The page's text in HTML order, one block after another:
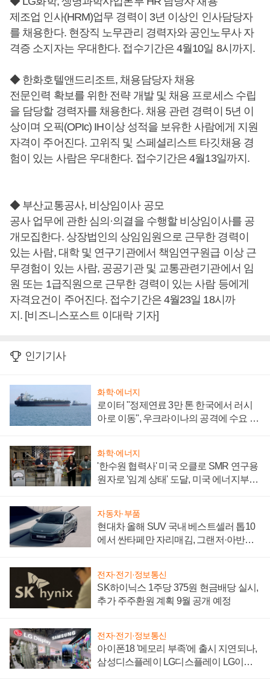
제조업 인사(HRM)업무 경력이 3년 이상인 인사담당자
를 채용한다. 현장직 노무관리 경력자와 공인노무사 자
격증 소지자는 우대한다. 접수기간은 4월10일 8시까지.
◆ 한화호텔앤드리조트, 채용담당자 채용
전문인력 확보를 위한 전략 개발 및 채용 프로세스 수립
을 담당할 경력자를 채용한다. 채용 관련 경력이 5년 이
상이며 오픽(OPIc) IH이상 성적을 보유한 사람에게 지원
자격이 주어진다. 고위직 및 스페셜리스트 타깃채용 경
험이 있는 사람은 우대한다. 접수기간은 4월13일까지.
◆ 부산교통공사, 비상임이사 공모
공사 업무에 관한 심의·의결을 수행할 비상임이사를 공
개모집한다. 상장법인의 상임임원으로 근무한 경력이
있는 사람, 대학 및 연구기관에서 책임연구원급 이상 근
무경험이 있는 사람, 공공기관 및 교통관련기관에서 임
원 또는 1급직원으로 근무한 경력이 있는 사람 등에게
자격요건이 주어진다. 접수기간은 4월23일 18시까
지. [비즈니스포스트 이대락 기자]
인기기사
화학·에너지
로이터 "정제연료 3만 톤 한국에서 러시
아로 이동", 우크라이나의 공격에 수요 늘
화학·에너지
'한수원 협력사' 미국 오클로 SMR 연구용
원자로 '임계 상태' 도달, 미국 에너지부
자동차·부품
현대차 올해 SUV 국내 베스트셀러 톱10
에서 싼타페만 자리매김, 그랜저·아반떼
전자·전기·정보통신
SK하이닉스 1주당 375원 현금배당 실시,
추가 주주환원 계획 9월 공개 예정
전자·전기·정보통신
아이폰18 '메모리 부족'에 출시 지연되나,
삼성디스플레이 LG디스플레이 LG이노